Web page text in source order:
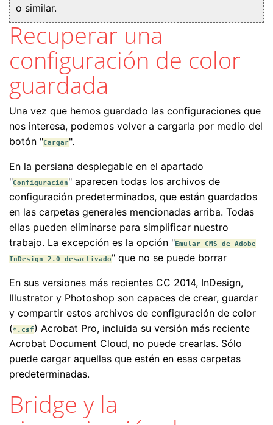
o similar.
Recuperar una
configuración de color
guardada
Una vez que hemos guardado las configuraciones que
nos interesa, podemos volver a cargarla por medio del
botón "Cargar".
En la persiana desplegable en el apartado
"Configuración" aparecen todas los archivos de
configuración predeterminados, que están guardados
en las carpetas generales mencionadas arriba. Todas
ellas pueden eliminarse para simplificar nuestro
trabajo. La excepción es la opción "Emular CMS de Adobe
InDesign 2.0 desactivado" que no se puede borrar
En sus versiones más recientes CC 2014, InDesign,
Illustrator y Photoshop son capaces de crear, guardar
y compartir estos archivos de configuración de color
(*.csf) Acrobat Pro, incluida su versión más reciente
Acrobat Document Cloud, no puede crearlas. Sólo
puede cargar aquellas que estén en esas carpetas
predeterminadas.
Bridge y la